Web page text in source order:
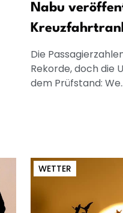
Nabu
Die
Rekorde, doch die
dem Prüfstand:
WETTER